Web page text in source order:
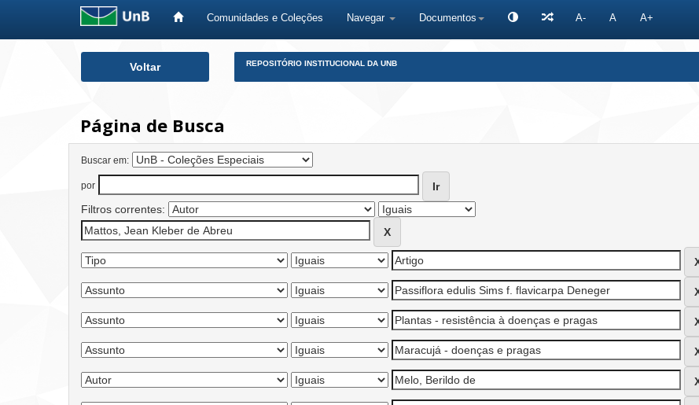
Comunidades e Coleções Navegar Documentos A- A A+
Voltar REPOSITÓRIO INSTITUCIONAL DA UNB
Página de Busca
Buscar em:
por
Filtros correntes: